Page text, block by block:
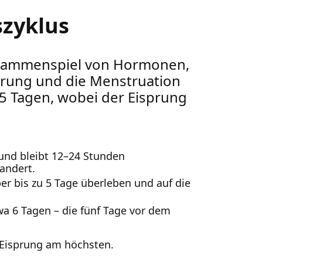
von Hormonen,
und die Menstruation
Tagen, wobei der Eisprung
bleibt 12–24 Stunden
bis zu 5 Tage überleben und auf die
6 Tagen – die fünf Tage vor dem
am höchsten.